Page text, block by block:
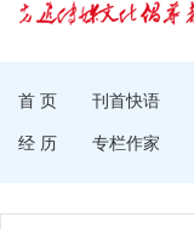
首 页 刊首快语
经 历 专栏作家